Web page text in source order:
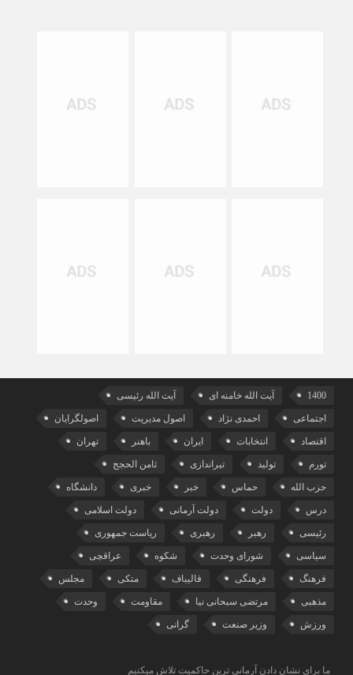
1400 آیت الله خامنه ای آیت الله رئیسی
اجتماعی احمدی نژاد اصول مدیریت اصولگرایان
اقتصاد انتخابات ایران باهنر تهران
تورم تولید تیراندازی ثامن الحجج
حزب الله حماس خبر خبری دانشگاه
درس دولت دولت آرمانی دولت اسلامی
رئیسی رهبر رهبری ریاست جمهوری
سیاسی شورای وحدت شکوه عراقچی
فرهنگ فرهنگی قالیباف متکی مجلس
مذهبی مرتضی سبحانی نیا مقاومت وحدت
ورزش وزیر صنعت گرانی
ما برای نشان دادن آرمانی ترین حاکمیت تلاش میکنیم